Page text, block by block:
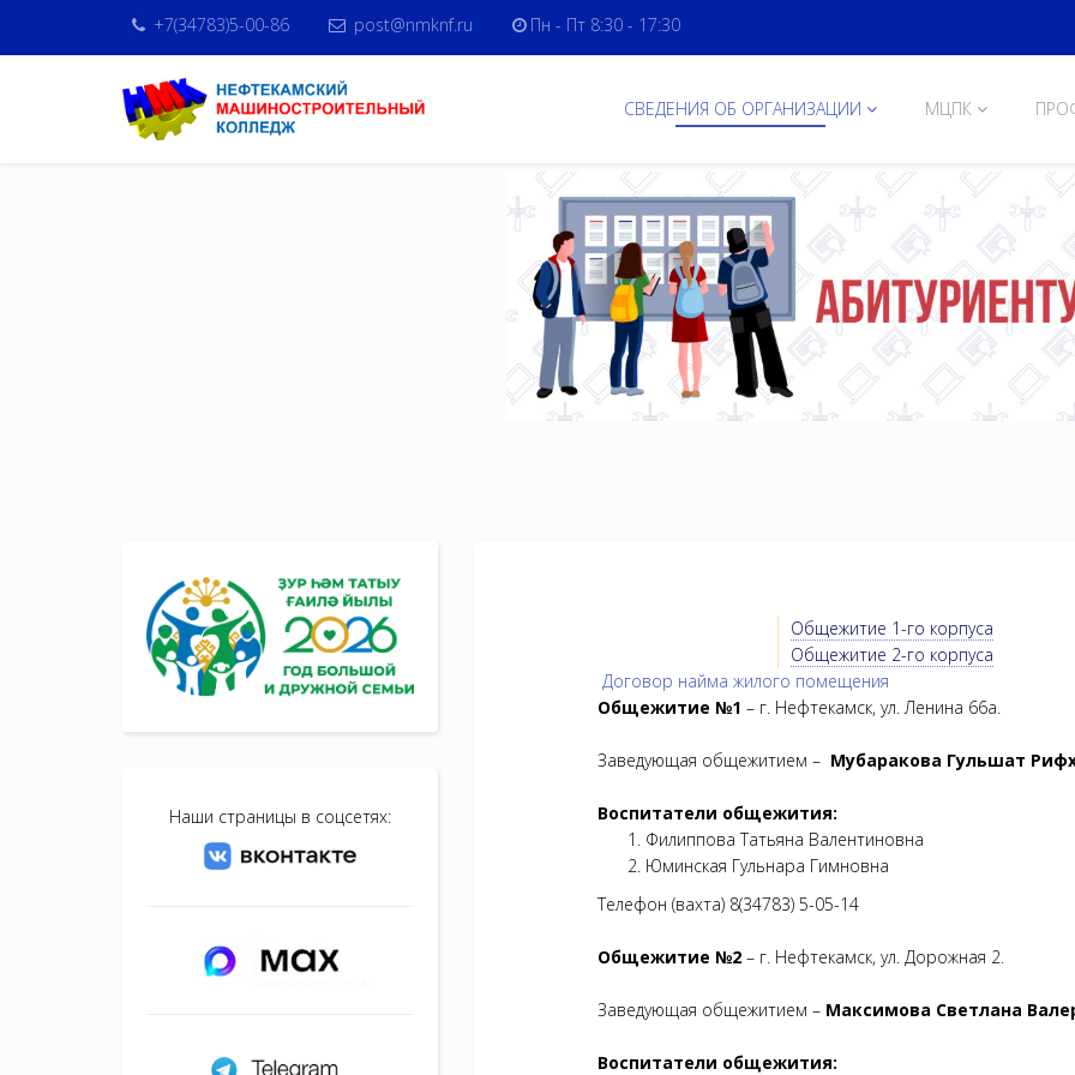
+7(34783)5-00-86 post@nmknf.ru Пн - Пт 8:30 - 17:30
СВЕДЕНИЯ ОБ ОРГАНИЗАЦИИ МЦПК
Наши страницы в соцсетях:
Общежитие 1-го корпуса
Общежитие 2-го корпуса
Договор найма жилого помещения
Общежитие №1 – г. Нефтекамск, ул. Ленина 66а.
Заведующая общежитием – Мубаракова Гульшат
Воспитатели общежития:
Филиппова Татьяна Валентиновна
Юминская Гульнара Гимновна
Телефон (вахта) 8(34783) 5-05-14
Общежитие №2– г. Нефтекамск, ул. Дорожная 2.
Заведующая общежитием – Максимова Светлана
Воспитатели общежития: